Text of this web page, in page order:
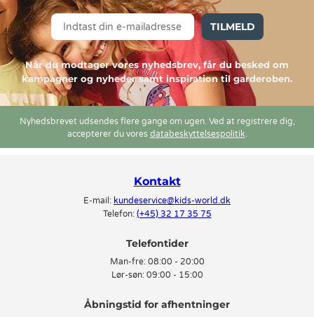
TILMELD
Når du modtager vores nyhedsbrev, får du besked om
kampagner og nyheder samt inspiration til garderoben.
Nyhedsbrevet udsendes flere gange om ugen. Ved at registrere dig,
accepterer du vores databeskyttelsespolitik.
Kontakt
E-mail: kundeservice@kids-world.dk
Telefon: (+45) 32 17 35 75
Telefontider
Man-fre: 08:00 - 20:00
Lør-søn: 09:00 - 15:00